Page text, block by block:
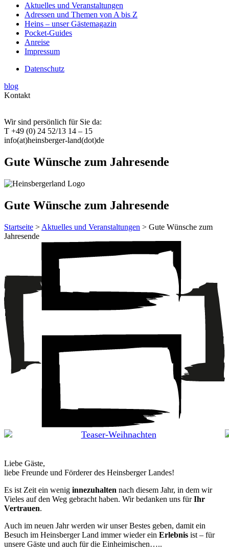
Aktuelles und Veranstaltungen
Adressen und Themen von A bis Z
Heins – unser Gästemagazin
Pocket-Guides
Anreise
Impressum
Datenschutz
blog
Kontakt
Wir sind persönlich für Sie da:
T +49 (0) 24 52/13 14 – 15
info(at)heinsberger-land(dot)de
Gute Wünsche zum Jahresende
Gute Wünsche zum Jahresende
Startseite > Aktuelles und Veranstaltungen > Gute Wünsche zum
Jahresende
Liebe Gäste,
liebe Freunde und Förderer des Heinsberger Landes!
Es ist Zeit ein wenig innezuhalten nach diesem Jahr, in dem wir
Vieles auf den Weg gebracht haben. Wir bedanken uns fürIhr
Vertrauen.
Auch im neuen Jahr werden wir unser Bestes geben, damit ein
Besuch im Heinsberger Land immer wieder ein Erlebnis ist – für
unsere Gäste und auch für die Einheimischen…..